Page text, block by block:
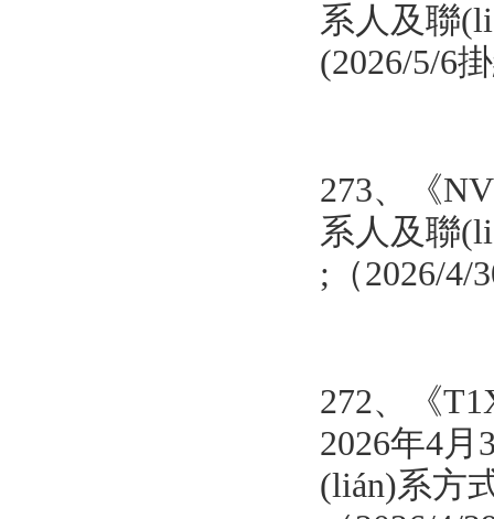
系人及聯
(2026/5/6
273、《
系人及聯
;（2026/4/
272、
《
2026年4
(lián)系方